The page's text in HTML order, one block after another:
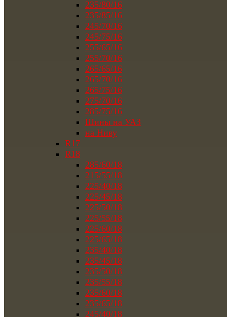
235/80/16
235/85/16
245/70/16
245/75/16
255/65/16
255/70/16
265/65/16
265/70/16
265/75/16
275/70/16
285/75/16
Шины на УАЗ
на Ниву
R17
R18
285/60/18
215/55/18
225/40/18
225/45/18
225/50/18
225/55/18
225/60/18
225/65/18
235/40/18
235/45/18
235/50/18
235/55/18
235/60/18
235/65/18
245/40/18